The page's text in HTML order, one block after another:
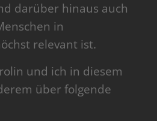
darüber hinaus auch
in
relevant ist.
und ich in diesem
über folgende